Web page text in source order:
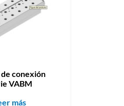
conexión
VABM
más